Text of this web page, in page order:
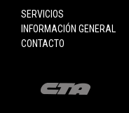
SERVICIOS
INFORMACIÓN GENERAL
CONTACTO